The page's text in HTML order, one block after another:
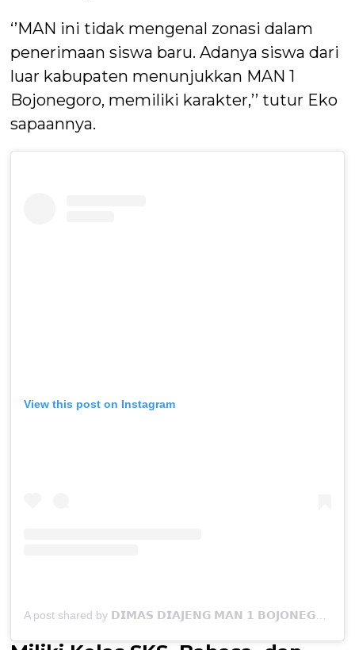
‘’MAN ini tidak mengenal zonasi dalam
penerimaan siswa baru. Adanya siswa dari
luar kabupaten menunjukkan MAN 1
Bojonegoro, memiliki karakter,’’ tutur Eko
sapaannya.
View this post on Instagram